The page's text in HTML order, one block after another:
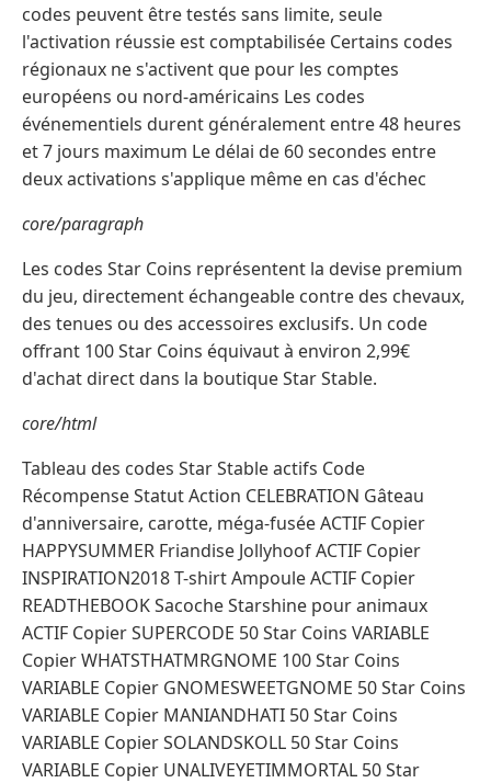
codes peuvent être testés sans limite, seule
l'activation réussie est comptabilisée Certains codes
régionaux ne s'activent que pour les comptes
européens ou nord-américains Les codes
événementiels durent généralement entre 48 heures
et 7 jours maximum Le délai de 60 secondes entre
deux activations s'applique même en cas d'échec
core/paragraph
Les codes Star Coins représentent la devise premium
du jeu, directement échangeable contre des chevaux,
des tenues ou des accessoires exclusifs. Un code
offrant 100 Star Coins équivaut à environ 2,99€
d'achat direct dans la boutique Star Stable.
core/html
Tableau des codes Star Stable actifs Code
Récompense Statut Action CELEBRATION Gâteau
d'anniversaire, carotte, méga-fusée ACTIF Copier
HAPPYSUMMER Friandise Jollyhoof ACTIF Copier
INSPIRATION2018 T-shirt Ampoule ACTIF Copier
READTHEBOOK Sacoche Starshine pour animaux
ACTIF Copier SUPERCODE 50 Star Coins VARIABLE
Copier WHATSTHATMRGNOME 100 Star Coins
VARIABLE Copier GNOMESWEETGNOME 50 Star Coins
VARIABLE Copier MANIANDHATI 50 Star Coins
VARIABLE Copier SOLANDSKOLL 50 Star Coins
VARIABLE Copier UNALIVEYETIMMORTAL 50 Star